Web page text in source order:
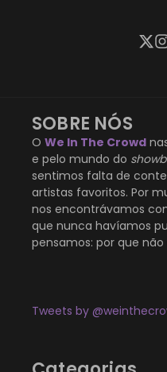
SOBRE NÓS
O We In The Crowd
e pelo mundo do
sentimos falta de
artistas favoritos. Por
nos encontrávamos
que nunca havíamos
pensamos: por que
Tweets by